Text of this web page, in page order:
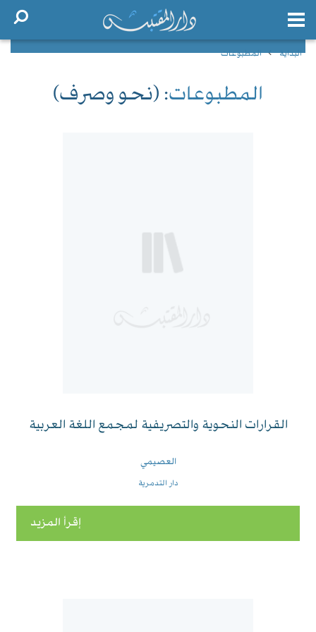
البداية المطبوعات
المطبوعات: (نحو وصرف)
القرارات النحوية والتصريفية لمجمع اللغة العربية
العصيمي
دار التدمرية
إقرأ المزيد